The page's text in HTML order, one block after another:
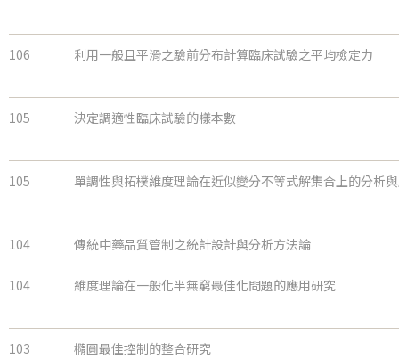
106 利用一般且平滑之驗前分布計算臨床試驗之平均檢定力
105 決定調適性臨床試驗的樣本數
105 單調性與拓樸維度理論在近似變分不等式解集合上的分析
104 傳統中藥品質管制之統計設計與分析方法論
104 維度理論在一般化半無窮最佳化問題的應用研究
103 橢圓最佳控制的整合研究